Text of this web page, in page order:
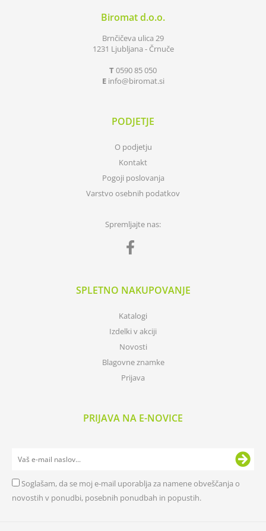
Biromat d.o.o.
Brnčičeva ulica 29
1231 Ljubljana - Črnuče
T0590 85 050
E info biromat.si
PODJETJE
O podjetju
Kontakt
Pogoji poslovanja
Varstvo osebnih podatkov
Spremljajte nas:
SPLETNO NAKUPOVANJE
Katalogi
Izdelki v akciji
Novosti
Blagovne znamke
Prijava
PRIJAVA NA E-NOVICE
Soglašam, da se moj e-mail uporablja za namene obveščanja o
novostih v ponudbi, posebnih ponudbah in popustih.